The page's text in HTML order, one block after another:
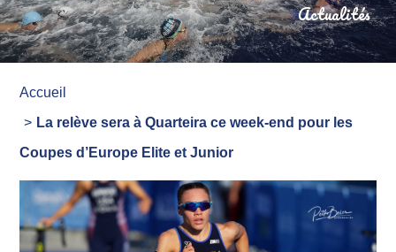
Actualités
Accueil
La relève sera à Quarteira ce week-end pour les
Coupes d’Europe Elite et Junior